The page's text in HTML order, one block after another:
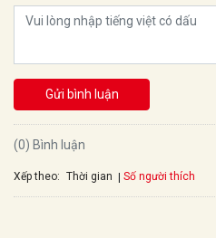
Gửi bình luận
(0) Bình luận
Xếp theo: Thời gian Số người thích